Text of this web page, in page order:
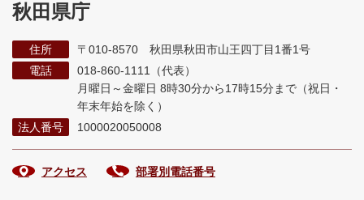
秋田県庁
住所
〒010-8570 秋田県秋田市山王四丁目1番1号
電話
018-860-1111（代表）
月曜日～金曜日 8時30分から17時15分まで （祝日・
年末年始を除く）
法人番号
1000020050008
アクセス 部署別電話番号